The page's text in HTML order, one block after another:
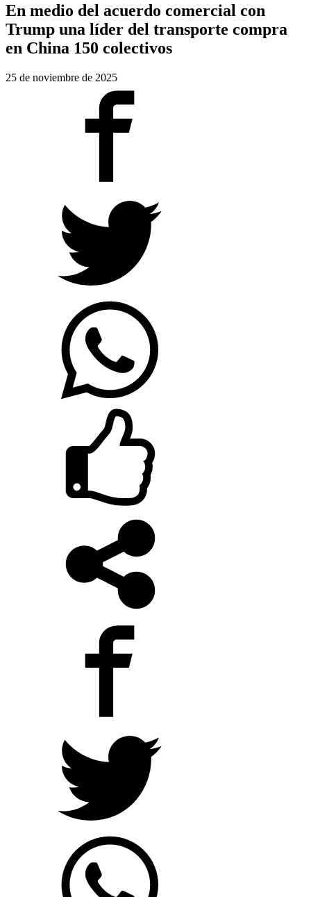
En medio del acuerdo comercial con
Trump una líder del transporte compra
en China 150 colectivos
25 de noviembre de 2025